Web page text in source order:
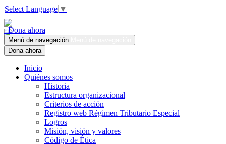
Select Language ▼
Dona ahora
Menú de navegación
Dona ahora
Inicio
Quiénes somos
Historia
Estructura organizacional
Criterios de acción
Registro web Régimen Tributario Especial
Logros
Misión, visión y valores
Código de Ética